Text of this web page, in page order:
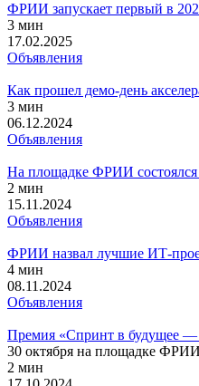
ФРИИ запускает первый в
3 мин
17.02.2025
Объявления
Как прошел демо-день
3 мин
06.12.2024
Объявления
На площадке ФРИИ состоялся
2 мин
15.11.2024
Объявления
ФРИИ назвал лучшие ИТ-
4 мин
08.11.2024
Объявления
Премия «Спринт в будущее —
30 октября на площадке
2 мин